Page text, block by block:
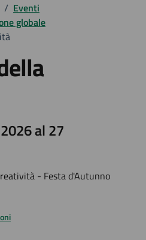
/ Eventi
globale
al 27
- Festa d'Autunno